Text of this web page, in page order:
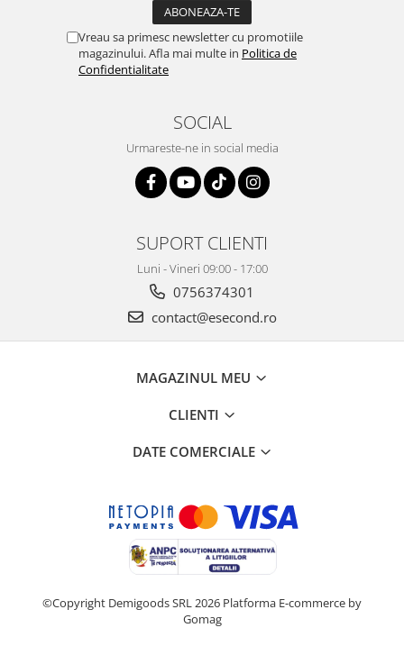
Vreau sa primesc newsletter cu promotiile
magazinului. Afla mai multe in Politica de
Confidentialitate
SOCIAL
Urmareste-ne in social media
SUPORT CLIENTI
Luni - Vineri 09:00 - 17:00
0756374301
contact@esecond.ro
MAGAZINUL MEU
CLIENTI
DATE COMERCIALE
©Copyright Demigoods SRL 2026 Platforma E-commerce by
Gomag